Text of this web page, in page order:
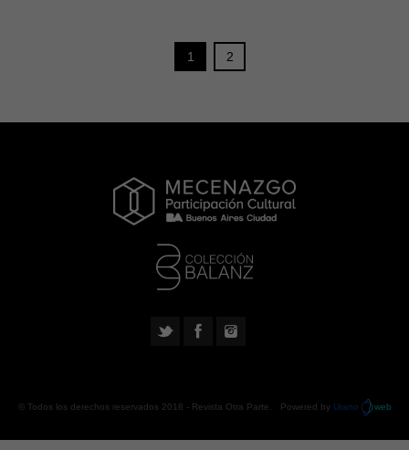
1 2
© Todos los derechos reservados 2018 - Revista Otra Parte . Powered by Urano web